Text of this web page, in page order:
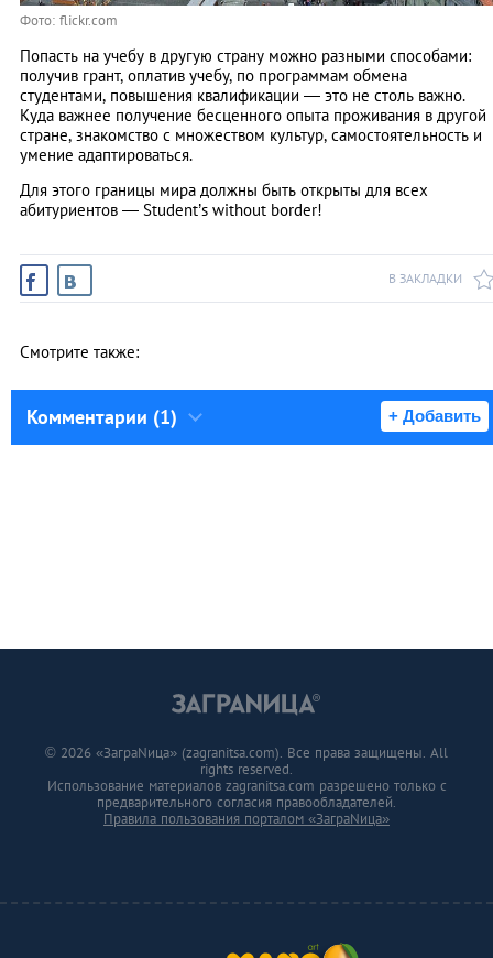
Фото: flickr.com
Попасть на учебу в другую страну можно разными способами:
получив грант, оплатив учебу, по программам обмена
студентами, повышения квалификации — это не столь важно.
Куда важнее получение бесценного опыта проживания в другой
стране, знакомство с множеством культур, самостоятельность и
умение адаптироваться.
Для этого границы мира должны быть открыты для всех
абитуриентов — Student’s without border!
В ЗАКЛАДКИ
Смотрите также:
Комментарии (1) + Добавить
© 2026 «ЗаграNица» (zagranitsa.com). Все права защищены. All
rights reserved.
Использование материалов zagranitsa.com разрешено только с
предварительного согласия правообладателей.
Правила пользования порталом «ЗаграNица»